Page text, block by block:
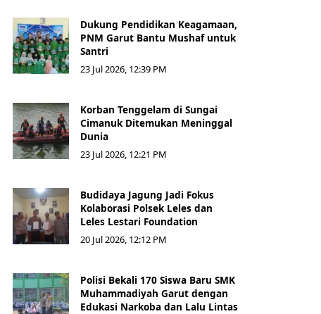
Dukung Pendidikan Keagamaan,
PNM Garut Bantu Mushaf untuk
Santri
23 Jul 2026, 12:39 PM
Korban Tenggelam di Sungai
Cimanuk Ditemukan Meninggal
Dunia
23 Jul 2026, 12:21 PM
Budidaya Jagung Jadi Fokus
Kolaborasi Polsek Leles dan
Leles Lestari Foundation
20 Jul 2026, 12:12 PM
Polisi Bekali 170 Siswa Baru SMK
Muhammadiyah Garut dengan
Edukasi Narkoba dan Lalu Lintas